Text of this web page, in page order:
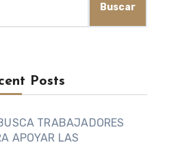
Buscar
Posts
TRABAJADORES
APOYAR LAS